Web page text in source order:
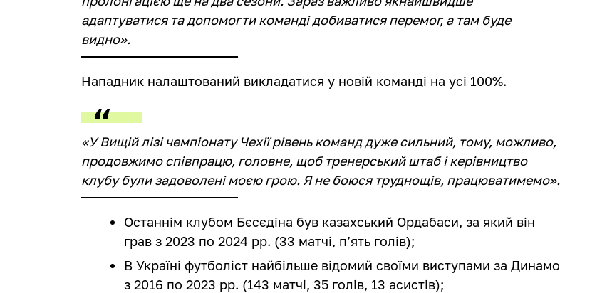
адаптуватися та допомогти команді добиватися перемог, а там буде
видно».
Нападник налаштований викладатися у новій команді на усі 100%.
«У Вищій лізі чемпіонату Чехії рівень команд дуже сильний, тому, можливо,
продовжимо співпрацю, головне, щоб тренерський штаб і керівництво
клубу були задоволені моєю грою. Я не боюся труднощів, працюватимемо».
Останнім клубом Бєсєдіна був казахський Ордабаси, за який він
грав з 2023 по 2024 рр. (33 матчі, п’ять голів);
В Україні футболіст найбільше відомий своїми виступами за Динамо
з 2016 по 2023 рр. (143 матчі, 35 голів, 13 асистів);